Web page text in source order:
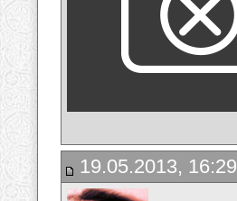
19.05.2013, 16:29